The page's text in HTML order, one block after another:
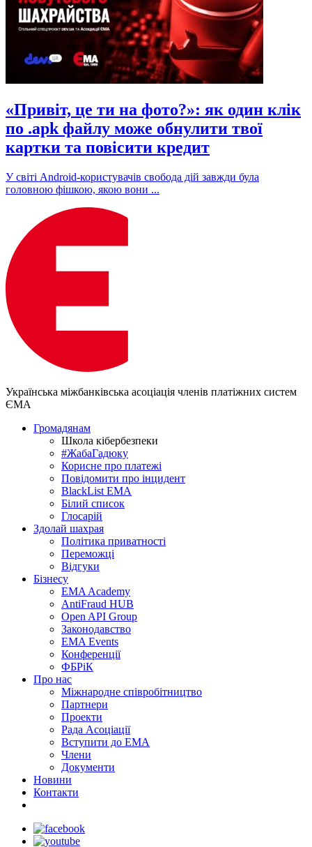
«Привіт, це ти на фото?»: як один клік
по .apk файлу може обнулити твої
картки та повісити кредит
У світі Android-користувачів свобода дій завжди була
головною фішкою, якою вони ...
Українська міжбанківська асоціація членів платіжних систем
ЄМА
Громадянам
Школа кібербезпеки
#ЖабаГадюку
Корисне про платежі
Повідомити про інцидент
BlackList EMA
Білий список
Глосарій
Здолай шахрая
Політика приватності
Переможцi
Відгуки
Бізнесу
EMA Academy
AntiFraud HUB
Open API Group
Законодавство
EMA Events
Конференції
ФБРіК
Про нас
Міжнародне співробітництво
Партнери
Проекти
Рада Асоціації
Вступити до ЕМА
Члени
Документи
Новини
Контакти